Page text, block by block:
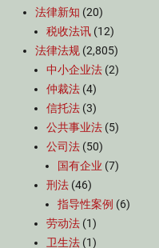
法律新知 (20)
税收法讯 (12)
法律法规 (2,805)
中小企业法 (2)
仲裁法 (4)
信托法 (3)
公共事业法 (5)
公司法 (50)
国有企业 (7)
刑法 (46)
指导性案例 (6)
劳动法 (1)
卫生法 (1)